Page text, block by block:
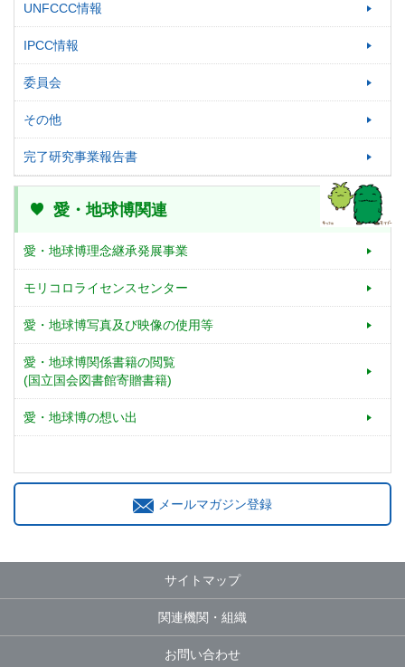
UNFCCC情報
IPCC情報
委員会
その他
完了研究事業報告書
愛・地球博関連
愛・地球博理念継承発展事業
モリコロライセンスセンター
愛・地球博写真及び映像の使用等
愛・地球博関係書籍の閲覧
(国立国会図書館寄贈書籍)
愛・地球博の想い出
メールマガジン登録
サイトマップ
関連機関・組織
お問い合わせ